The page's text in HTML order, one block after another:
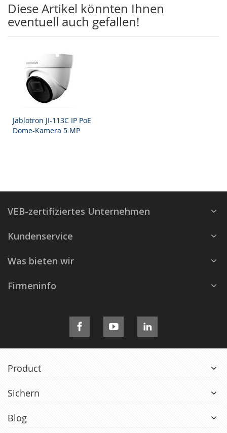
Diese Artikel könnten Ihnen
eventuell auch gefallen!
Jablotron JI-113C IP PoE
Dome-Kamera 5 MP
VEB-zertifiziertes Unternehmen
Kundenservice
Was bieten wir
Firmeninfo
Product
Sichern
Blog